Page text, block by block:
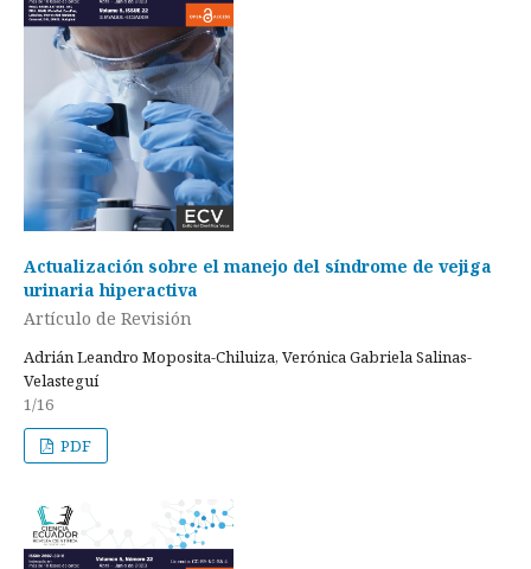
Actualización sobre el manejo del síndrome de vejiga
urinaria hiperactiva
Artículo de Revisión
Adrián Leandro Moposita-Chiluiza, Verónica Gabriela Salinas-
Velasteguí
1/16
PDF